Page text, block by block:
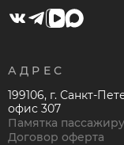
АДРЕС
199106, г. Санкт-
офис 307
Памятка
Договор оферта